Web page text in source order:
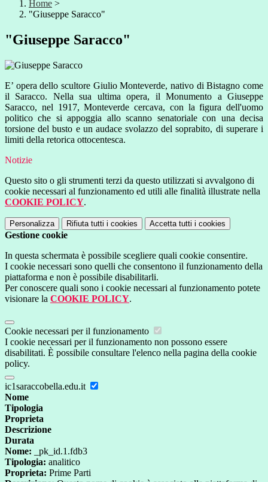
Home >
"Giuseppe Saracco"
"Giuseppe Saracco"
E’ opera dello scultore Giulio Monteverde, nativo di Bistagno come
il Saracco. Nella sua ultima opera, il Monumento a Giuseppe
Saracco, nel 1917, Monteverde cercava, con la figura dell'uomo
politico che si appoggia allo scanno senatoriale con una decisa
torsione del busto e un audace svolazzo del soprabito, di superare i
limiti della retorica ottocentesca.
Notizie
Questo sito o gli strumenti terzi da questo utilizzati si avvalgono di
cookie necessari al funzionamento ed utili alle finalità illustrate nella
COOKIE POLICY.
Personalizza Rifiuta tutti i cookies Accetta tutti i cookies
Gestione cookie
In questa schermata è possibile scegliere quali cookie consentire.
I cookie necessari sono quelli che consentono il funzionamento della
piattaforma e non è possibile disabilitarli.
Per conoscere quali sono i cookie necessari al funzionamento potete
visionare la COOKIE POLICY.
Cookie necessari per il funzionamento
I cookie necessari per il funzionamento non possono essere
disabilitati. È possibile consultare l'elenco nella pagina della cookie
policy.
ic1saraccobella.edu.it
Nome
Tipologia
Proprieta
Descrizione
Durata
Nome: _pk_id.1.fdb3
Tipologia: analitico
Proprieta: Prime Parti